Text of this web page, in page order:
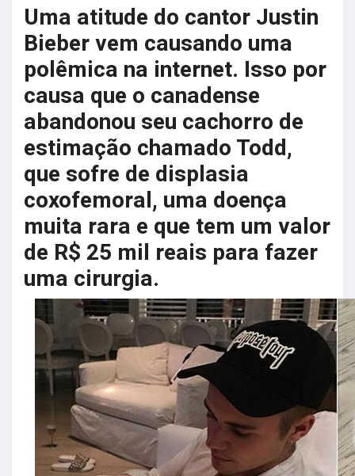
Uma atitude do cantor Justin
Bieber vem causando uma
polêmica na internet. Isso por
causa que o canadense
abandonou seu cachorro de
estimação chamado Todd,
que sofre de displasia
coxofemoral, uma doença
muita rara e que tem um valor
de R$ 25 mil reais para fazer
uma cirurgia.